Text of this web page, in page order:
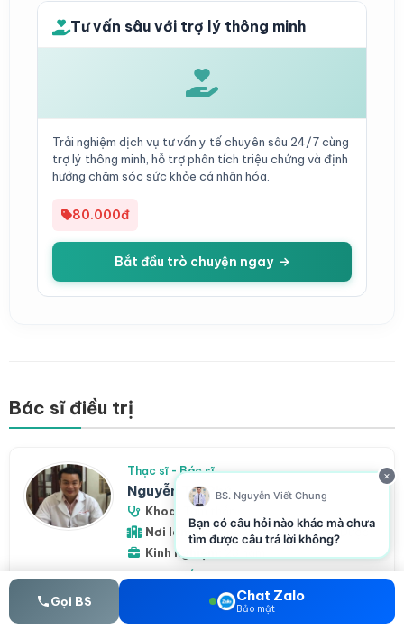
Tư vấn sâu với trợ lý thông minh
Trải nghiệm dịch vụ tư vấn y tế chuyên sâu 24/7 cùng
trợ lý thông minh, hỗ trợ phân tích triệu chứng và định
hướng chăm sóc sức khỏe cá nhân hóa.
80.000đ
Bắt đầu trò chuyện ngay
Bác sĩ điều trị
Thạc sĩ - Bác sĩ
Nguyễn Thi Phú
Khoa:
Tâm thần
Nơi làm việc:Bệnh viện Đại Học Y Dược
Kinh nghiệm:
Xem chi tiết
×
BS. Nguyễn Viết Chung
Bạn có câu hỏi nào khác mà chưa
tìm được câu trả lời không?
Gọi BS Chat Zalo
Bảo mật